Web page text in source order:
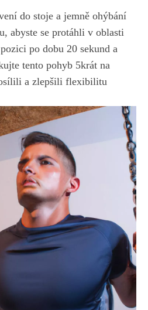
do stoje a jemně ohýbání
abyste se protáhli v oblasti
po dobu 20 sekund a
tento pohyb 5krát na
a zlepšili flexibilitu